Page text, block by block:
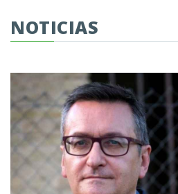
NOTICIAS